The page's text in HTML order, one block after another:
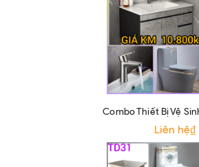
Combo Thiết Bị Vệ
Liên hệ₫